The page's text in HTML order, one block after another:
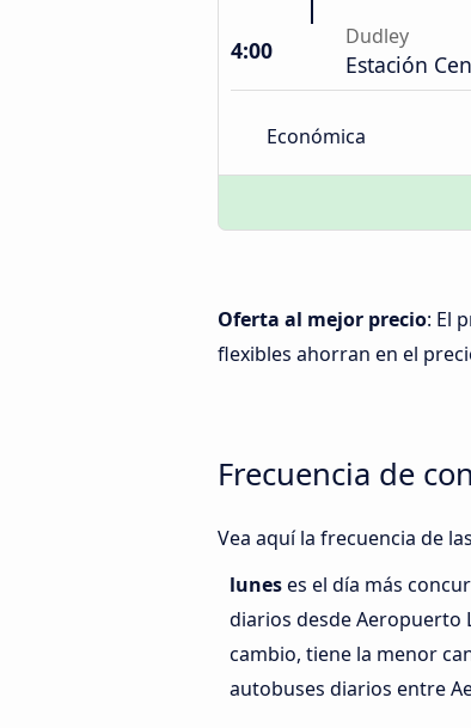
4:00 Dudley
Estación
Económica
Oferta al mejor precio: El
flexibles ahorran en el
Frecuencia de
Vea aquí la frecuencia de
luneses el día más
diarios desde Aeropuerto
cambio, tiene la menor
autobuses diarios entre